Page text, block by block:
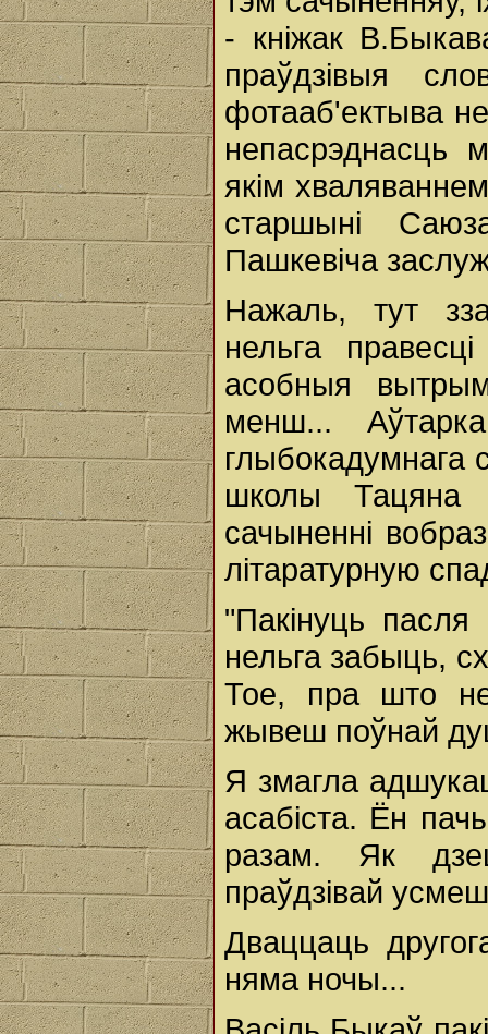
- кніжак
праўдзівыя
фотааб'ектыва
непасрэднасць
якім
старшыні
Пашкевіча
Нажаль, тут
нельга
асобныя
менш...
глыбокадумнага
школы Тацяна
сачыненні
літаратурную
"Пакінуць
нельга забыць,
Тое, пра што
жывеш поўнай
Я змагла
асабіста. Ён
разам. Як
праўдзівай
Дваццаць
няма ночы...